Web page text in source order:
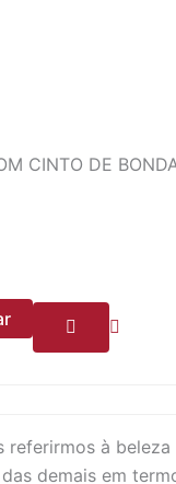
CINTO DE
referirmos à
demais em